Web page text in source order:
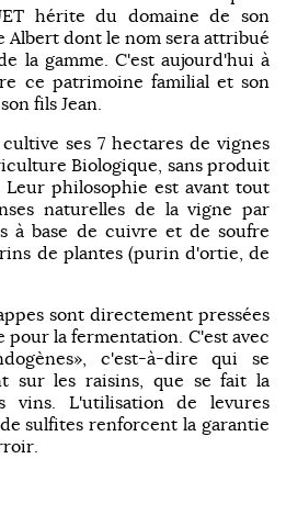
hérite du domaine de son
Albert dont le nom sera attribué
la gamme. C'est aujourd'hui à
ce patrimoine familial et son
fils Jean.
ses 7 hectares de vignes
Biologique, sans produit
philosophie est avant tout
naturelles de la vigne par
à base de cuivre et de soufre
de plantes (purin d'ortie, de
sont directement pressées
pour la fermentation. C'est avec
c'est-à-dire qui se
sur les raisins, que se fait la
vins. L'utilisation de levures
sulfites renforcent la garantie